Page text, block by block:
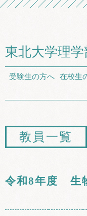
東北大学理
受験生の方へ 在校生
教員一覧
令和8年度 生